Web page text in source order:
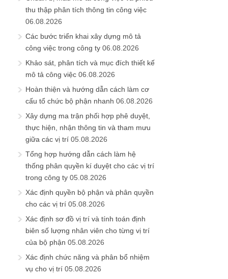
thu thập phân tích thông tin công việc
06.08.2026
Các bước triển khai xây dựng mô tả
công việc trong công ty 06.08.2026
Khảo sát, phân tích và mục đích thiết kế
mô tả công việc 06.08.2026
Hoàn thiện và hướng dẫn cách làm cơ
cấu tổ chức bộ phận nhanh 06.08.2026
Xây dựng ma trận phối hợp phê duyệt,
thực hiện, nhận thông tin và tham mưu
giữa các vị trí 05.08.2026
Tổng hợp hướng dẫn cách làm hệ
thống phân quyền kí duyệt cho các vị trí
trong công ty 05.08.2026
Xác định quyền bộ phận và phân quyền
cho các vị trí 05.08.2026
Xác định sơ đồ vị trí và tính toán định
biên số lượng nhân viên cho từng vị trí
của bộ phận 05.08.2026
Xác định chức năng và phân bổ nhiệm
vụ cho vị trí 05.08.2026